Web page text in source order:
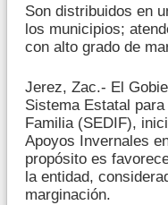
Son distribuidos en
los municipios;
con alto grado de
Jerez, Zac.- El
Sistema Estatal
Familia (SEDIF),
Apoyos Invernales
propósito es
la entidad,
marginación.